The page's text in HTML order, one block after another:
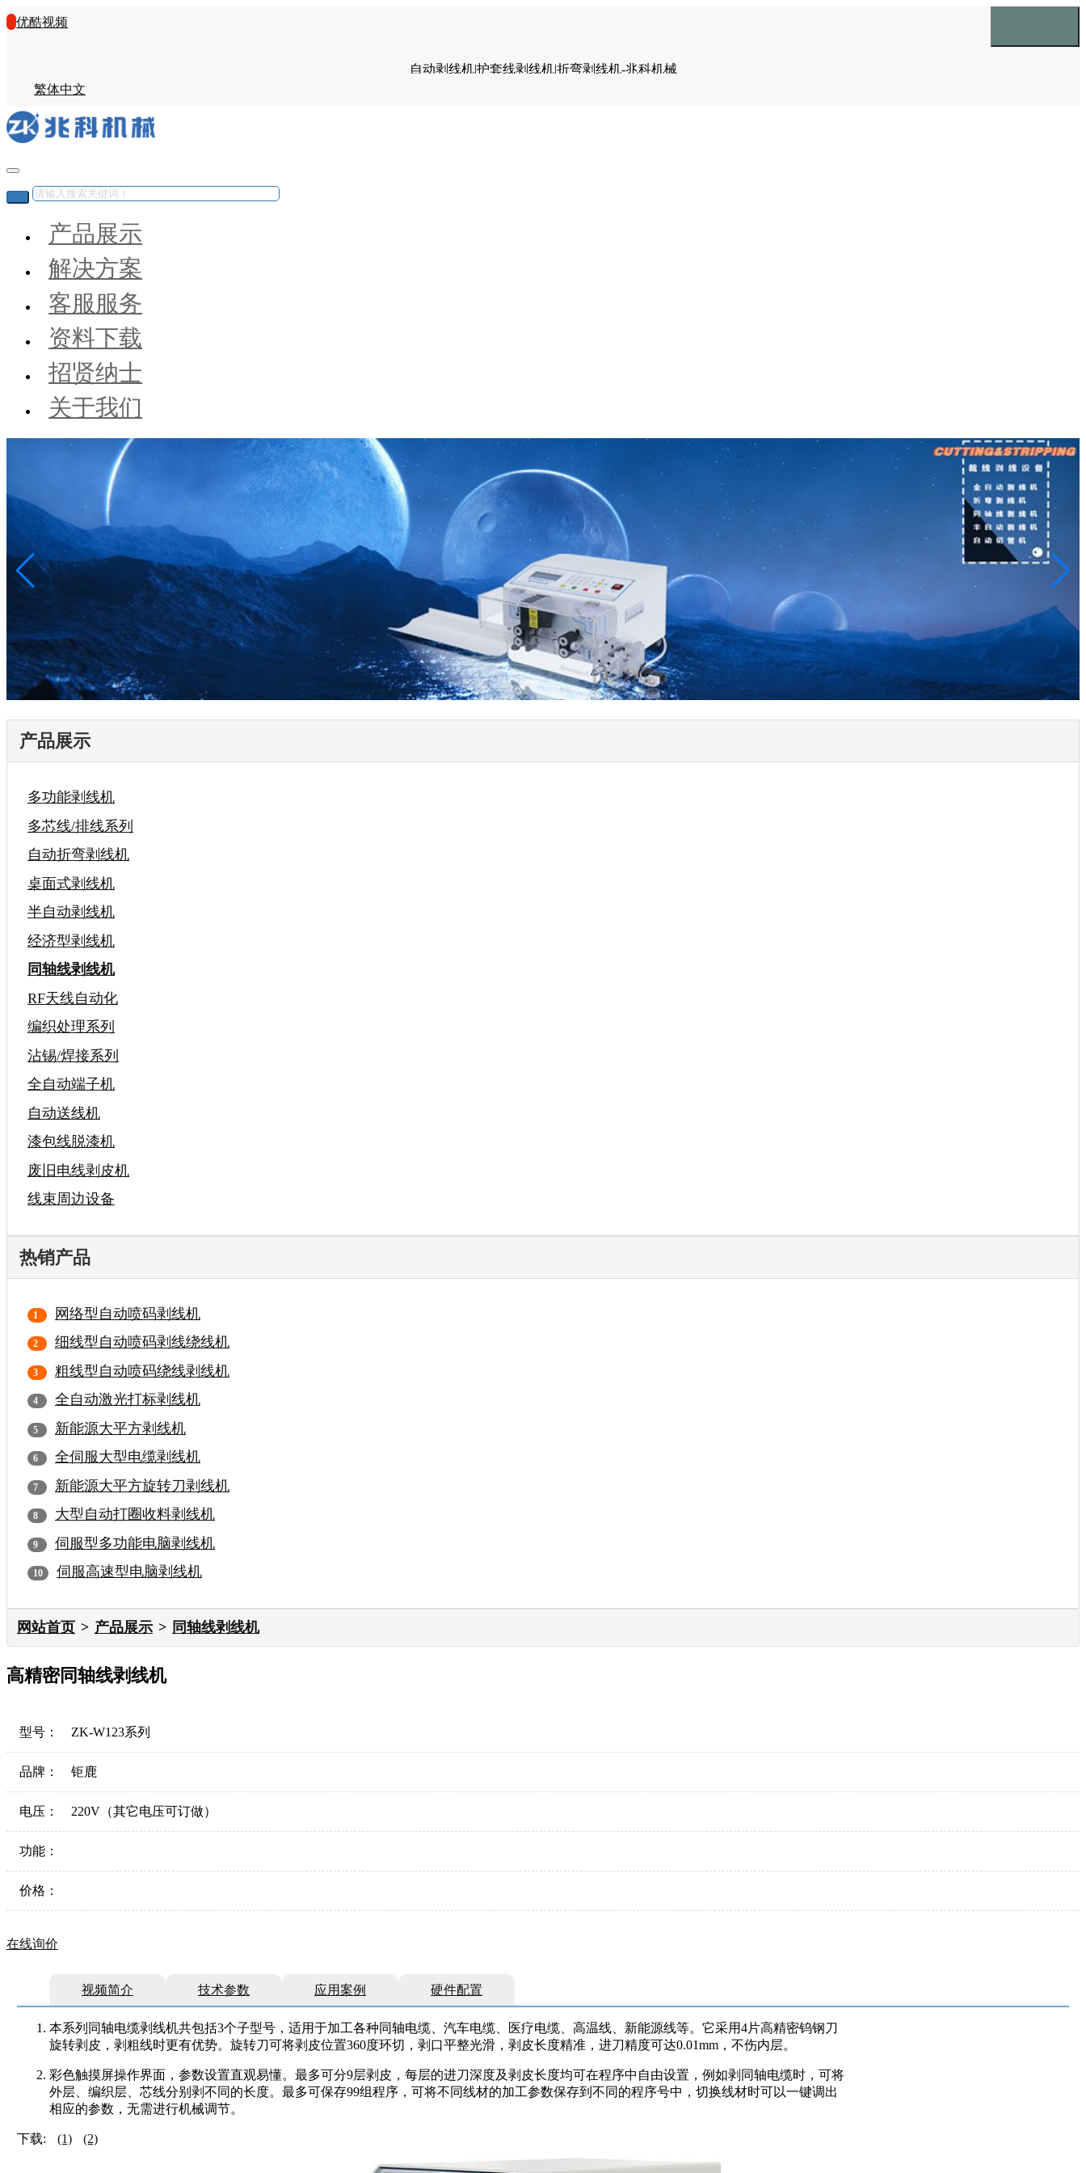
优酷视频
自动剥线机|护套线剥线机|折弯剥线机-兆科机械
繁体中文
产品展示
解决方案
客服服务
资料下载
招贤纳士
关于我们
产品展示
多功能剥线机
多芯线/排线系列
自动折弯剥线机
桌面式剥线机
半自动剥线机
经济型剥线机
同轴线剥线机
RF天线自动化
编织处理系列
沾锡/焊接系列
全自动端子机
自动送线机
漆包线脱漆机
废旧电线剥皮机
线束周边设备
热销产品
网络型自动喷码剥线机
细线型自动喷码剥线绕线机
粗线型自动喷码绕线剥线机
全自动激光打标剥线机
新能源大平方剥线机
全伺服大型电缆剥线机
新能源大平方旋转刀剥线机
大型自动打圈收料剥线机
伺服型多功能电脑剥线机
伺服高速型电脑剥线机
网站首页 产品展示 同轴线剥线机
高精密同轴线剥线机
型号： ZK-W123系列
品牌： 钜鹿
电压： 220V（其它电压可订做）
功能：
价格：
在线询价
视频简介 技术参数 应用案例 硬件配置
本系列同轴电缆剥线机共包括3个子型号，适用于加工各种同轴电缆、汽车电缆、医疗电缆、高温线、新能源线等。它采用4片高精密钨钢刀
旋转剥皮，剥粗线时更有优势。旋转刀可将剥皮位置360度环切，剥口平整光滑，剥皮长度精准，进刀精度可达0.01mm，不伤内层。
彩色触摸屏操作界面，参数设置直观易懂。最多可分9层剥皮，每层的进刀深度及剥皮长度均可在程序中自由设置，例如剥同轴电缆时，可将
外层、编织层、芯线分别剥不同的长度。最多可保存99组程序，可将不同线材的加工参数保存到不同的程序号中，切换线材时可以一键调出
相应的参数，无需进行机械调节。
下载: (1) (2)